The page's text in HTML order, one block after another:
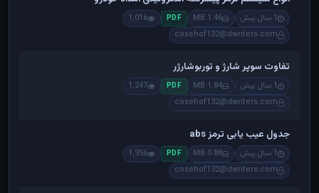
1 سال پیش 1.46 MB
PDF
1,016
cosehof132@dwriters.com
تفاوت سوپر شارژ و توربوشارژر
1 سال پیش 1.84 MB
PDF
1,247
cosehof132@dwriters.com
جدول عیب یابی ترمز abs
1 سال پیش 0.88 MB
PDF
1,956
cosehof132@dwriters.com